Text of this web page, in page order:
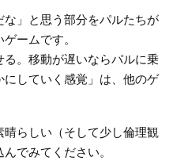
」と思う部分をパルたちが
ームです。
。移動が遅いならパルに乗
していく感覚」は、他のゲ
らしい（そして少し倫理観
でみてください。